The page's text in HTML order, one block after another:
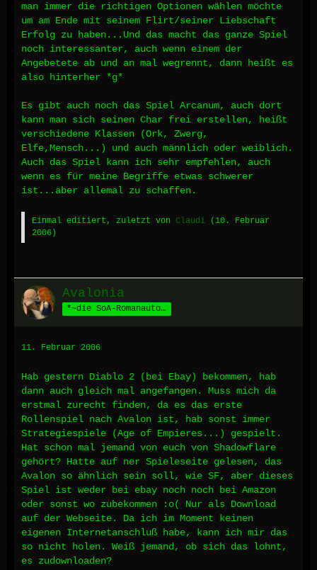
man immer die richtigen Optionen wählen möchte
um am Ende mit seinem Flirt/seiner Liebschaft
Erfolg zu haben...Und das macht das ganze Spiel
noch interessanter, auch wenn einem der
Angebetete ab und an mal wegrennt, dann heißt es
also hinterher *g*
Es gibt auch noch das Spiel Arcanum, auch dort
kann man sich seinen Char frei erstellen, heißt
verschiedene Klassen (Ork, Zwerg,
Elfe,Mensch...) und auch männlich oder weiblich.
Auch das Spiel kann ich sehr empfehlen, auch
wenn es für meine Begriffe etwas schwerer
ist...aber allemal zu schaffen.
Einmal editiert, zuletzt von Claudi ( 10. Februar
2006 )
Avalonia
*~die SoA-Romanautorin~*
11. Februar 2006
Hab gestern Diablo 2 (bei Ebay) bekommen, hab
dann auch gleich mal angefangen. Muss mich da
erstmal zurecht finden, da es das erste
Rollenspiel nach Avalon ist, hab sonst immer
Strategiespiele (Age of Empieres...) gespielt.
Hat schon mal jemand von euch von Shadowflare
gehört? Hatte auf ner Spieleseite gelesen, das
Avalon so ähnlich sein soll, wie SF, aber dieses
Spiel ist weder bei ebay noch noch bei Amazon
oder sonst wo zubekommen :o( Nur als Download
auf der Webseite. Da ich im Moment keinen
eigenen Internetanschluß habe, kann ich mir das
so nicht holen. Weiß jemand, ob sich das lohnt,
es zudownloaden?